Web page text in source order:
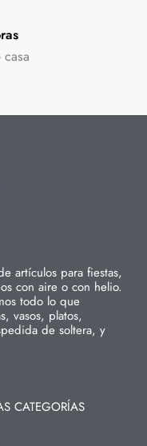
artículos para fiestas,
con aire o con helio.
todo lo que
vasos, platos,
de soltera, y
CATEGORÍAS